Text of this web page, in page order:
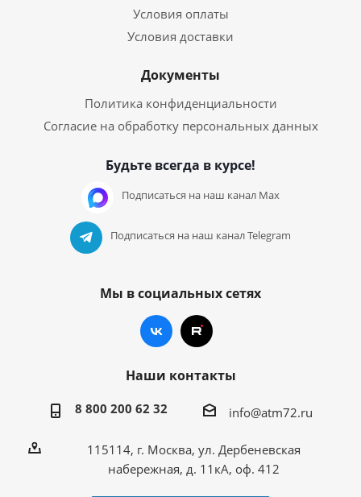
Условия оплаты
Условия доставки
Документы
Политика конфиденциальности
Согласие на обработку персональных данных
Будьте всегда в курсе!
Подписаться на наш канал Max
Подписаться на наш канал Telegram
Мы в социальных сетях
Наши контакты
8 800 200 62 32 info@atm72.ru
115114, г. Москва, ул. Дербеневская
набережная, д. 11кА, оф. 412